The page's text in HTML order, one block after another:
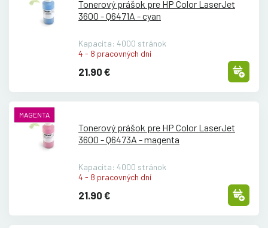
Tonerový prášok pre HP Color LaserJet
3600 - Q6471A - cyan
Kapacita: 4000 stránok
4 - 8 pracovných dní
21.90 €
MAGENTA
Tonerový prášok pre HP Color LaserJet
3600 - Q6473A - magenta
Kapacita: 4000 stránok
4 - 8 pracovných dní
21.90 €